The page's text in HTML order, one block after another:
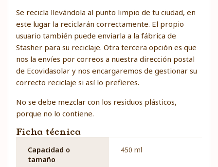
Se recicla llevándola al punto limpio de tu ciudad, en
este lugar la reciclarán correctamente. El propio
usuario también puede enviarla a la fábrica de
Stasher para su reciclaje. Otra tercera opción es que
nos la envíes por correos a nuestra dirección postal
de Ecovidasolar y nos encargaremos de gestionar su
correcto reciclaje si así lo prefieres.
No se debe mezclar con los residuos plásticos,
porque no lo contiene.
Ficha técnica
Capacidad o
tamaño
450 ml